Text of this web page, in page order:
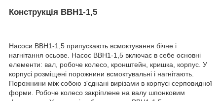
Конструкція ВВН1-1,5
Насоси ВВН1-1,5 припускають всмоктування бічне і
нагнітання осьове. Насос ВВН1-1,5 включає в себе основні
елементи: вал, робоче колесо, кронштейн, кришка, корпус. У
корпусі розміщені порожнини всмоктувальні і нагнітають.
Порожнини між собою з'єднані вирізами в корпусі серповидної
форми. Робоче колесо закріплене на валу шпонковим